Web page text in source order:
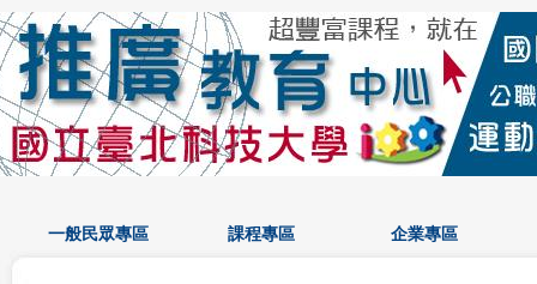
一般民眾專區 課程專區 企業專區